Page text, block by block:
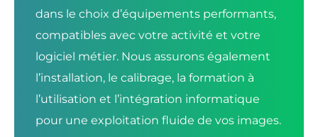
dans le choix d’équipements performants,
compatibles avec votre activité et votre
logiciel métier. Nous assurons également
l’installation, le calibrage, la formation à
l’utilisation et l’intégration informatique
pour une exploitation fluide de vos images.